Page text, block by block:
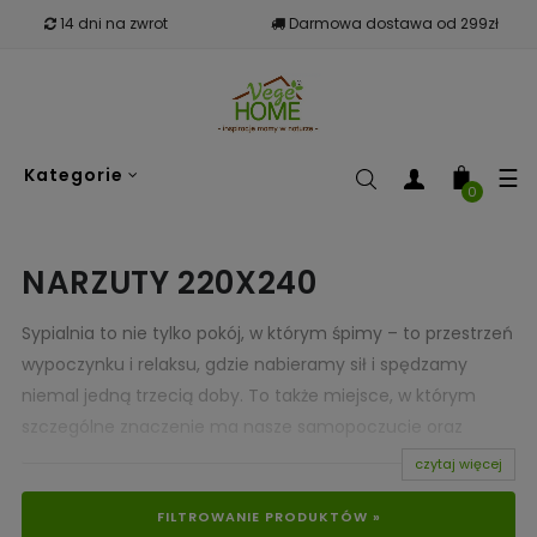
14 dni na zwrot Darmowa dostawa od 299zł
Kategorie ☰
0
NARZUTY 220X240
Sypialnia to nie tylko pokój, w którym śpimy – to przestrzeń
wypoczynku i relaksu, gdzie nabieramy sił i spędzamy
niemal jedną trzecią doby. To także miejsce, w którym
komfort. Właśnie dlatego tak ważne jest, by wszystkie
elementy jej wyposażenia były estetyczne, wykonane z
wysokiej jakości materiałów. Takie z pewnością są
czytaj więcej
FILTROWANIE PRODUKTÓW »